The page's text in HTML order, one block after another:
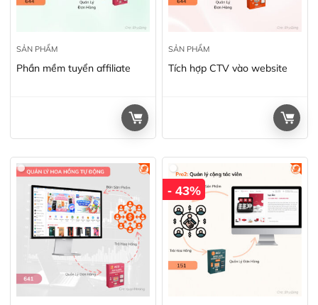
SẢN PHẨM
Phần mềm tuyển affiliate
SẢN PHẨM
Tích hợp CTV vào website
- 43%